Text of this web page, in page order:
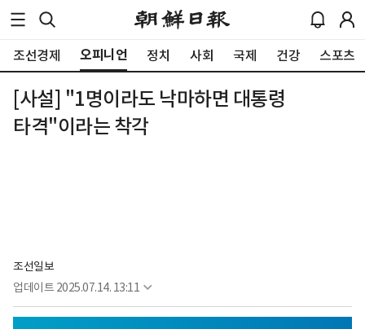
조선경제 오피니언 정치 사회 국제 건강 스포츠
[사설] "1명이라도 낙마하면 대통령
타격"이라는 착각
조선일보
업데이트 2025.07.14. 13:11